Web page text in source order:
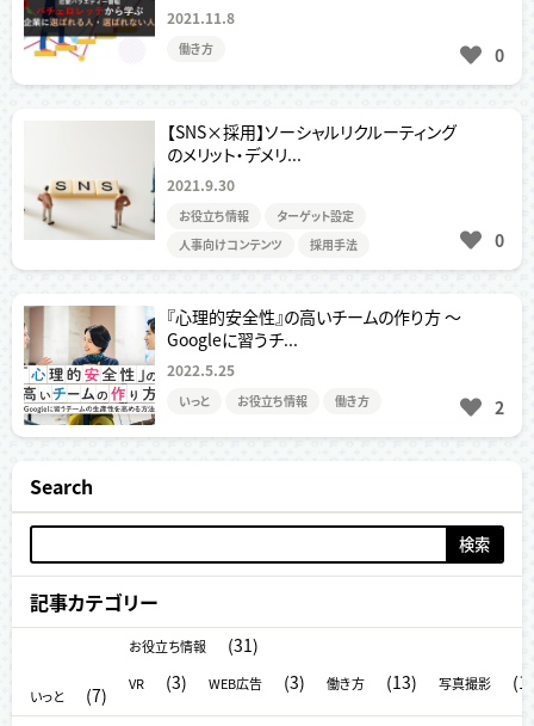
2021.11.8
働き方 0
【SNS×採用】ソーシャルリクルーティング
のメリット・デメリ...
2021.9.30
お役立ち情報
ターゲット設定
人事向けコンテンツ
採用手法 0
『心理的安全性』の高いチームの作り方 ～
Googleに習うチ...
2022.5.25
いっと お役立ち情報 働き方 2
Search
記事カテゴリー
いっと (7)
お役立ち情報 (31)
VR (3) WEB広告 (3) 働き方 (13) 写真撮影 (1)